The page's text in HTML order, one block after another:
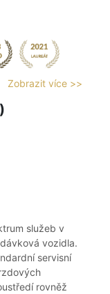
Zobrazit více >>
služeb v
vozidla.
servisní
rovněž